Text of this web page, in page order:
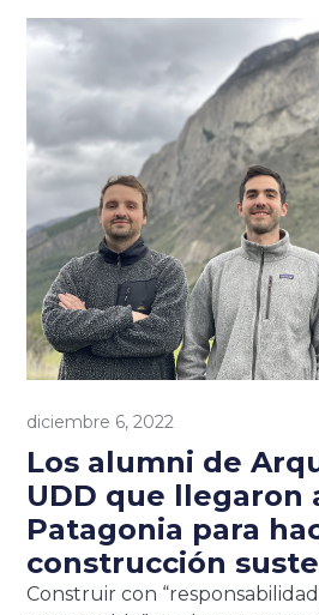
diciembre 6, 2022
Los alumni de
UDD que llegaron
Patagonia para
construcción
Construir con